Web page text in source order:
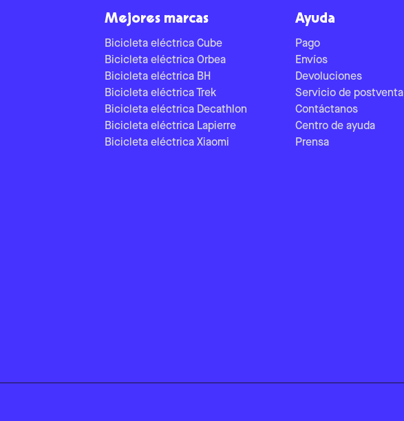
Mejores marcas
Bicicleta eléctrica Cube
Bicicleta eléctrica Orbea
Bicicleta eléctrica BH
Bicicleta eléctrica Trek
Bicicleta eléctrica Decathlon
Bicicleta eléctrica Lapierre
Bicicleta eléctrica Xiaomi
Ayuda
Pago
Envíos
Devoluciones
Servicio de postventa
Contáctanos
Centro de ayuda
Prensa